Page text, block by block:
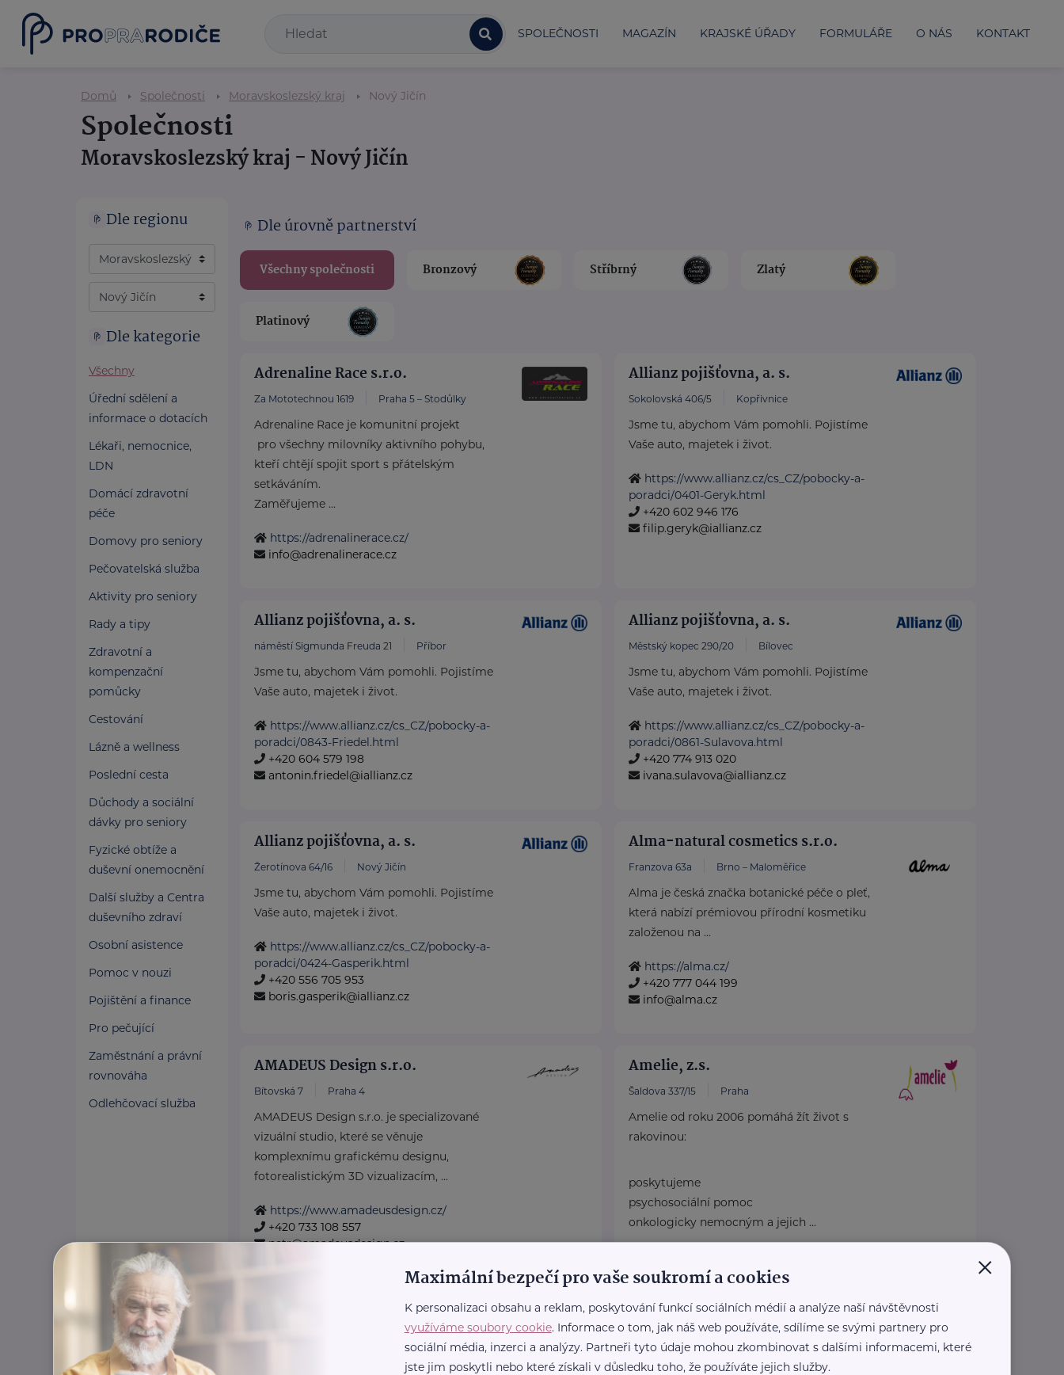
SPOLEČNOSTI MAGAZÍN KRAJSKÉ ÚŘADY FORMULÁŘE O NÁS KONTAKT
Domů Společnosti Moravskoslezský kraj Nový Jičín
Společnosti
Moravskoslezský kraj - Nový Jičín
Dle regionu
Dle kategorie
Všechny
Úřední sdělení a
informace o dotacích
Lékaři, nemocnice,
LDN
Domácí zdravotní
péče
Domovy pro seniory
Pečovatelská služba
Aktivity pro seniory
Rady a tipy
Zdravotní a
kompenzační
pomůcky
Cestování
Lázně a wellness
Poslední cesta
Důchody a sociální
dávky pro seniory
Fyzické obtíže a
duševní onemocnění
Další služby a Centra
duševního zdraví
Osobní asistence
Pomoc v nouzi
Pojištění a finance
Pro pečující
Zaměstnání a právní
rovnováha
Odlehčovací služba
Dle úrovně partnerství
Všechny společnosti Bronzový Stříbrný Zlatý
Platinový
Adrenaline Race s.r.o.
Za Mototechnou 1619 Praha 5 – Stodůlky
Adrenaline Race je komunitní projekt
pro všechny milovníky aktivního pohybu,
kteří chtějí spojit sport s přátelským
setkáváním.
Zaměřujeme ...
https://adrenalinerace.cz/
info@adrenalinerace.cz
Allianz pojišťovna, a. s.
Sokolovská 406/5 Kopřivnice
Jsme tu, abychom Vám pomohli. Pojistíme
Vaše auto, majetek i život.
https://www.allianz.cz/cs_CZ/pobocky-a-
poradci/0401-Geryk.html
+420 602 946 176
filip.geryk@iallianz.cz
Allianz pojišťovna, a. s.
náměstí Sigmunda Freuda 21 Příbor
Jsme tu, abychom Vám pomohli. Pojistíme
Vaše auto, majetek i život.
https://www.allianz.cz/cs_CZ/pobocky-a-
poradci/0843-Friedel.html
+420 604 579 198
antonin.friedel@iallianz.cz
Allianz pojišťovna, a. s.
Městský kopec 290/20 Bílovec
Jsme tu, abychom Vám pomohli. Pojistíme
Vaše auto, majetek i život.
https://www.allianz.cz/cs_CZ/pobocky-a-
poradci/0861-Sulavova.html
+420 774 913 020
ivana.sulavova@iallianz.cz
Allianz pojišťovna, a. s.
Žerotínova 64/16 Nový Jičín
Jsme tu, abychom Vám pomohli. Pojistíme
Vaše auto, majetek i život.
https://www.allianz.cz/cs_CZ/pobocky-a-
poradci/0424-Gasperik.html
+420 556 705 953
boris.gasperik@iallianz.cz
Alma-natural cosmetics s.r.o.
Franzova 63a Brno – Maloměřice
Alma je česká značka botanické péče o pleť,
která nabízí prémiovou přírodní kosmetiku
založenou na ...
https://alma.cz/
+420 777 044 199
info@alma.cz
AMADEUS Design s.r.o.
Bítovská 7 Praha 4
AMADEUS Design s.r.o. je specializované
vizuální studio, které se věnuje
komplexnímu grafickému designu,
fotorealistickým 3D vizualizacím, ...
https://www.amadeusdesign.cz/
+420 733 108 557
petr@amadeusdesign.cz
Amelie, z.s.
Šaldova 337/15 Praha
Amelie od roku 2006 pomáhá žít život s
rakovinou:
poskytujeme
psychosociální pomoc
onkologicky nemocným a jejich ...
+420 739 001 123
Amfion sanatorium, s.r.o.
×
Maximální bezpečí pro vaše soukromí a cookies
K personalizaci obsahu a reklam, poskytování funkcí sociálních médií a analýze naší návštěvnosti
využíváme soubory cookie. Informace o tom, jak náš web používáte, sdílíme se svými partnery pro
sociální média, inzerci a analýzy. Partneři tyto údaje mohou zkombinovat s dalšími informacemi, které
jste jim poskytli nebo které získali v důsledku toho, že používáte jejich služby.